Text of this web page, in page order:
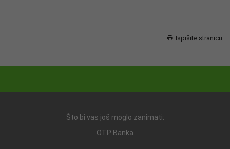
Ispišite stranicu
Što bi vas još moglo zanimati:
OTP Banka